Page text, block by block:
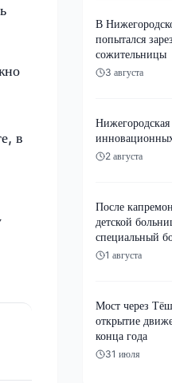
в
В
попытался
сожительницы
3 августа
2 августа
После
детской
специальный
1 августа
Мост через
открытие
конца года
31 июля